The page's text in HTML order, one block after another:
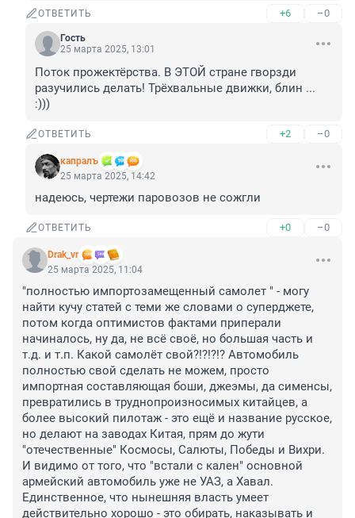
ОТВЕТИТЬ +6 –0
Гость
25 марта 2025, 13:01
Поток прожектёрства. В ЭТОЙ стране гворзди
разучились делать! Трёхвальные движки, блин ...
:)))
ОТВЕТИТЬ +2 –0
капралъ
25 марта 2025, 14:42
надеюсь, чертежи паровозов не сожгли
ОТВЕТИТЬ +0 –0
Drak_vr
25 марта 2025, 11:04
"полностью импортозамещенный самолет " - могу
найти кучу статей с теми же словами о суперджете,
потом когда оптимистов фактами приперали
начиналось, ну да, не всё своё, но большая часть и
т.д. и т.п. Какой самолёт свой?!?!?!? Автомобиль
полностью свой сделать не можем, просто
импортная составляющая боши, джеэмы, да сименсы,
превратились в труднопроизносимых китайцев, а
более высокий пилотаж - это ещё и название русское,
но делают на заводах Китая, прям до жути
"отечественные" Космосы, Салюты, Победы и Вихри.
И видимо от того, что "встали с кален" основной
армейский автомобиль уже не УАЗ, а Хавал.
Единственное, что нынешняя власть умеет
действительно хорошо - это обирать, наказывать и